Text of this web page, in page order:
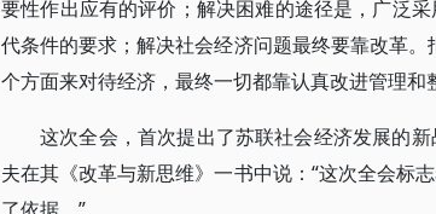
要性作出应有的评价；解决困难的途径是，广泛
代条件的要求；解决社会经济问题最终要靠改革
个方面来对待经济，最终一切都靠认真改进管理和
这次全会，首次提出了苏联社会经济发展的
夫在其《改革与新思维》一书中说：“这次全会标